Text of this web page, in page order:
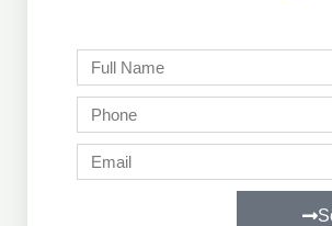
Full
Name
Phone
Email